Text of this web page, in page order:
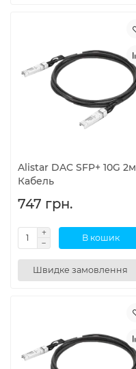
Alistar DAC SFP+ 10G 2м
Кабель
747 грн.
В кошик
Швидке замовлення